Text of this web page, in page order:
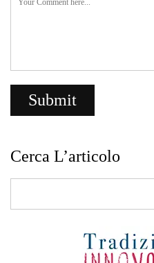
Cerca L’articolo